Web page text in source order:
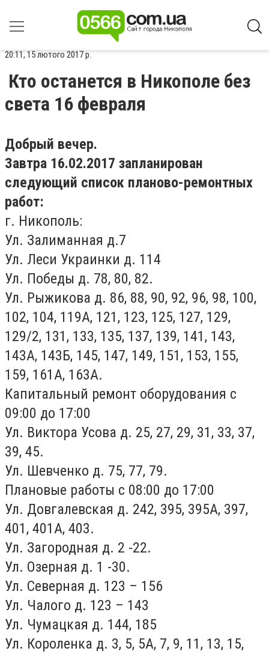
20:11, 15 лютого 2017 р.
Кто останется в Никополе без
света 16 февраля
Добрый вечер.
Завтра 16.02.2017 запланирован
следующий список планово-ремонтных
работ:
г. Никополь:
Ул. Залиманная д.7
Ул. Леси Украинки д. 114
Ул. Победы д. 78, 80, 82.
Ул. Рыжикова д. 86, 88, 90, 92, 96, 98, 100,
102, 104, 119А, 121, 123, 125, 127, 129,
129/2, 131, 133, 135, 137, 139, 141, 143,
143А, 143Б, 145, 147, 149, 151, 153, 155,
159, 161А, 163А.
Капитальный ремонт оборудования с
09:00 до 17:00
Ул. Виктора Усова д. 25, 27, 29, 31, 33, 37,
39, 45.
Ул. Шевченко д. 75, 77, 79.
Плановые работы с 08:00 до 17:00
Ул. Довгалевская д. 242, 395, 395А, 397,
401, 401А, 403.
Ул. Загородная д. 2 -22.
Ул. Озерная д. 1 -30.
Ул. Северная д. 123 – 156
Ул. Чалого д. 123 – 143
Ул. Чумацкая д. 144, 185
Ул. Короленка д. 3, 5, 5А, 7, 9, 11, 13, 15,